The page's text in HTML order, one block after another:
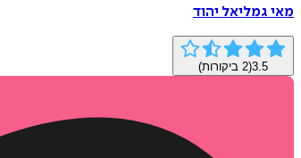
מאי גמליאל יהוד
3.5
(
2 ביקורות)